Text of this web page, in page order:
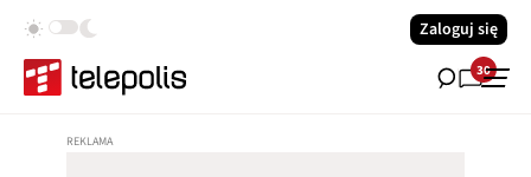
Zaloguj się
30